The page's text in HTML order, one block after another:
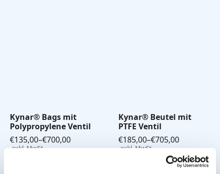
Kynar® Bags mit
Polypropylene Ventil
€135,00–€700,00
Preisspanne:
exkl. MwSt.
Kynar® Beutel mit
PTFE Ventil
€185,00–€705,00
Preisspanne:
exkl. MwSt.